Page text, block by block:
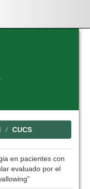
CUCS
en pacientes con
evaluado por el